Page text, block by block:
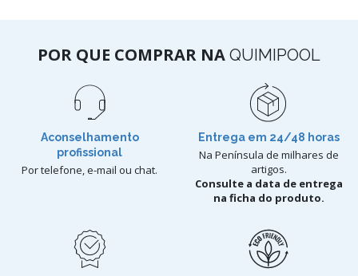
POR QUE COMPRAR NA QUIMIPOOL
Aconselhamento
profissional
Por telefone, e-mail ou chat.
Entrega em 24/48 horas
Na Península de milhares de
artigos.
Consulte a data de entrega
na ficha do produto.